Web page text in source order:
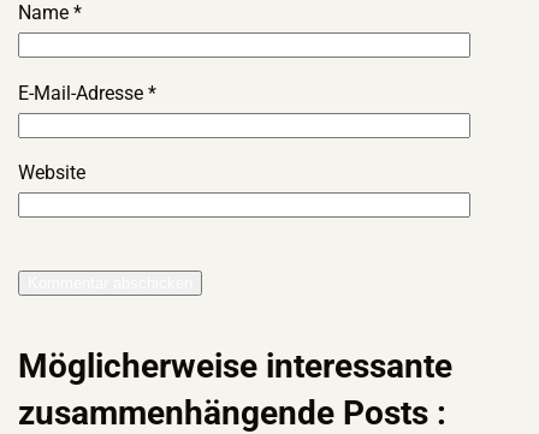
Name*
E-Mail-Adresse*
Website
Möglicherweise interessante
zusammenhängende Posts :